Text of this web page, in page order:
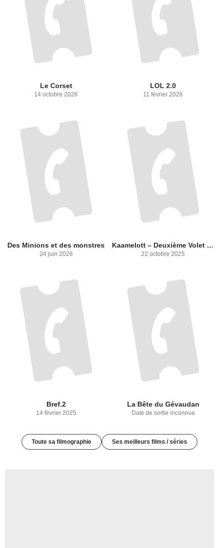
Le Corset
14 octobre 2026
LOL 2.0
11 février 2026
Des Minions et des monstres
24 juin 2026
Kaamelott – Deuxième Volet [partie 1]
22 octobre 2025
Bref.2
14 février 2025
La Bête du Gévaudan
Date de sortie inconnue
Toute sa filmographie Ses meilleurs films / séries